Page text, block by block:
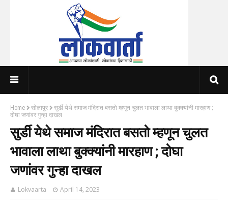
Home सोलापूर
सुर्डी येथे समाज मंदिरात बसतो म्हणून चुलत भावाला लाथा बुक्क्यांनी मारहाण ;
दोघा जणांवर गुन्हा दाखल
सुर्डी येथे समाज मंदिरात बसतो म्हणून चुलत
भावाला लाथा बुक्क्यांनी मारहाण ; दोघा
जणांवर गुन्हा दाखल
Lokvaarta April 14, 2023